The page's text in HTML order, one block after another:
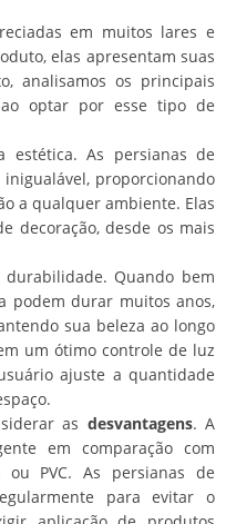
em muitos lares e
elas apresentam suas
analisamos os principais
ao optar por esse tipo de
estética. As persianas de
proporcionando
a qualquer ambiente. Elas
decoração, desde os mais
durabilidade. Quando bem
podem durar muitos anos,
sua beleza ao longo
um ótimo controle de luz
ajuste a quantidade
as desvantagens. A
em comparação com
PVC. As persianas de
para evitar o